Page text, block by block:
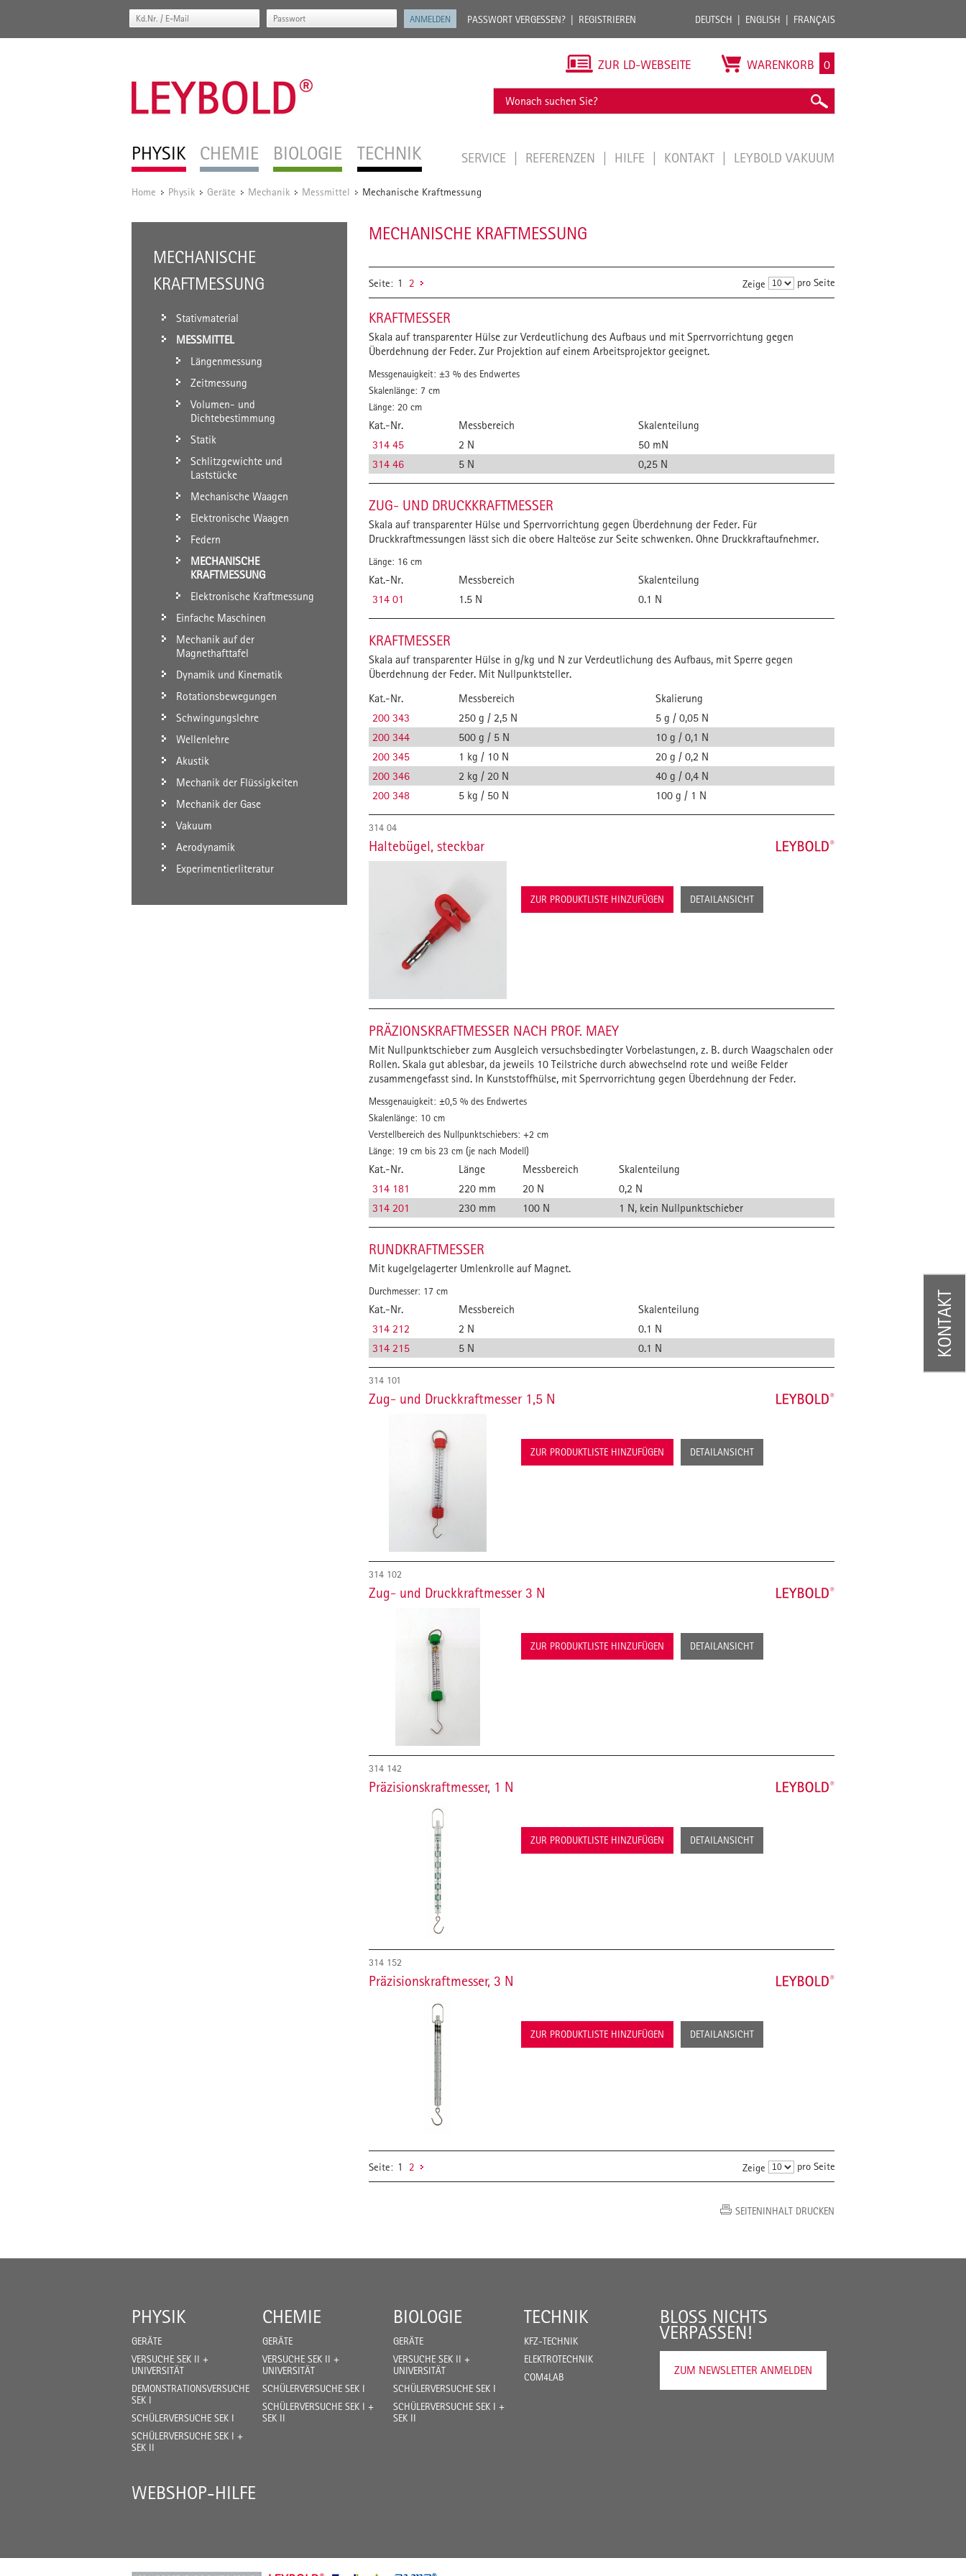
PASSWORT VERGESSEN? REGISTRIEREN DEUTSCH ENGLISH FRANÇAIS
PHYSIK CHEMIE BIOLOGIE TECHNIK
ZUR LD-WEBSEITE WARENKORB 0
SERVICE REFERENZEN HILFE KONTAKT LEYBOLD VAKUUM
Home / Physik / Geräte / Mechanik / Messmittel / Mechanische Kraftmessung
MECHANISCHE
KRAFTMESSUNG
Stativmaterial
MESSMITTEL
Längenmessung
Zeitmessung
Volumen- und
Dichtebestimmung
Statik
Schlitzgewichte und
Laststücke
Mechanische Waagen
Elektronische Waagen
Federn
MECHANISCHE
KRAFTMESSUNG
Elektronische Kraftmessung
Einfache Maschinen
Mechanik auf der
Magnethafttafel
Dynamik und Kinematik
Rotationsbewegungen
Schwingungslehre
Wellenlehre
Akustik
Mechanik der Flüssigkeiten
Mechanik der Gase
Vakuum
Aerodynamik
Experimentierliteratur
MECHANISCHE KRAFTMESSUNG
Seite: 1 2 Zeige pro Seite
KRAFTMESSER
Skala auf transparenter Hülse zur Verdeutlichung des Aufbaus und mit Sperrvorrichtung gegen
Überdehnung der Feder. Zur Projektion auf einem Arbeitsprojektor geeignet.
Messgenauigkeit: ±3 % des Endwertes
Skalenlänge: 7 cm
Länge: 20 cm
Kat.-Nr. Messbereich
Skalenteilung
314 45
2 N
50 mN
314 46
5 N 0,25 N
ZUG- UND DRUCKKRAFTMESSER
Skala auf transparenter Hülse und Sperrvorrichtung gegen Überdehnung der Feder. Für
Druckkraftmessungen lässt sich die obere Halteöse zur Seite schwenken. Ohne Druckkraftaufnehmer.
Länge: 16 cm
Kat.-Nr. Messbereich
Skalenteilung
314 01
1.5 N 0.1 N
KRAFTMESSER
Skala auf transparenter Hülse in g/kg und N zur Verdeutlichung des Aufbaus, mit Sperre gegen
Überdehnung der Feder. Mit Nullpunktsteller.
Kat.-Nr.
Messbereich
Skalierung
200 343
250 g / 2,5 N
5 g / 0,05 N
200 344
500 g / 5 N
10 g / 0,1 N
200 345
1 kg / 10 N
20 g / 0,2 N
200 346
2 kg / 20 N
40 g / 0,4 N
200 348
5 kg / 50 N 100 g / 1 N
314 04
Haltebügel, steckbar
ZUR PRODUKTLISTE HINZUFÜGEN DETAILANSICHT
PRÄZIONSKRAFTMESSER NACH PROF. MAEY
Mit Nullpunktschieber zum Ausgleich versuchsbedingter Vorbelastungen, z. B. durch Waagschalen oder
Rollen. Skala gut ablesbar, da jeweils 10 Teilstriche durch abwechselnd rote und weiße Felder
zusammengefasst sind. In Kunststoffhülse, mit Sperrvorrichtung gegen Überdehnung der Feder.
Messgenauigkeit: ±0,5 % des Endwertes
Skalenlänge: 10 cm
Verstellbereich des Nullpunktschiebers: +2 cm
Länge: 19 cm bis 23 cm (je nach Modell)
Kat.-Nr. Länge Messbereich
Skalenteilung
314 181
220 mm 20 N
0,2 N
314 201
230 mm 100 N 1 N, kein Nullpunktschieber
RUNDKRAFTMESSER
Mit kugelgelagerter Umlenkrolle auf Magnet.
Durchmesser: 17 cm
Kat.-Nr. Messbereich
Skalenteilung
314 212
2 N
0.1 N
314 215
5 N 0.1 N
314 101
Zug- und Druckkraftmesser 1,5 N
ZUR PRODUKTLISTE HINZUFÜGEN DETAILANSICHT
314 102
Zug- und Druckkraftmesser 3 N
ZUR PRODUKTLISTE HINZUFÜGEN DETAILANSICHT
314 142
Präzisionskraftmesser, 1 N
ZUR PRODUKTLISTE HINZUFÜGEN DETAILANSICHT
314 152
Präzisionskraftmesser, 3 N
ZUR PRODUKTLISTE HINZUFÜGEN DETAILANSICHT
Seite: 1 2 Zeige pro Seite
SEITENINHALT DRUCKEN
PHYSIK
GERÄTE
VERSUCHE SEK II +
UNIVERSITÄT
DEMONSTRATIONSVERSUCHE
SEK I
SCHÜLERVERSUCHE SEK I
SCHÜLERVERSUCHE SEK I +
SEK II
CHEMIE
GERÄTE
VERSUCHE SEK II +
UNIVERSITÄT
SCHÜLERVERSUCHE SEK I
SCHÜLERVERSUCHE SEK I +
SEK II
BIOLOGIE
GERÄTE
VERSUCHE SEK II +
UNIVERSITÄT
SCHÜLERVERSUCHE SEK I
SCHÜLERVERSUCHE SEK I +
SEK II
TECHNIK
KFZ-TECHNIK
ELEKTROTECHNIK
COM4LAB
WEBSHOP-HILFE
BLOSS NICHTS V
ERPASSEN!
ZUM NEWSLETTER ANMELDEN
KONTAKT